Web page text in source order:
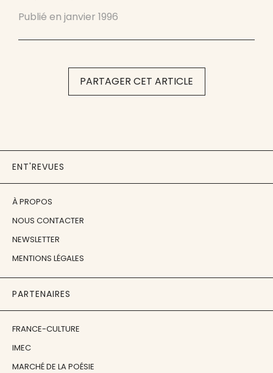
Publié en janvier 1996
PARTAGER CET ARTICLE
ENT'REVUES
À PROPOS
NOUS CONTACTER
NEWSLETTER
MENTIONS LÉGALES
PARTENAIRES
FRANCE-CULTURE
IMEC
MARCHÉ DE LA POÉSIE